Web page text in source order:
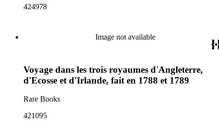
424978
Image not available
Voyage dans les trois royaumes d'Angleterre,
d'Ecosse et d'Irlande, fait en 1788 et 1789
Rare Books
421095